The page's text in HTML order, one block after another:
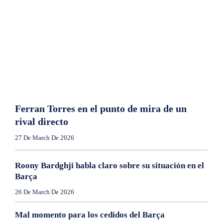
Ferran Torres en el punto de mira de un
rival directo
27 De March De 2026
Roony Bardghji habla claro sobre su situación en el
Barça
26 De March De 2026
Mal momento para los cedidos del Barça